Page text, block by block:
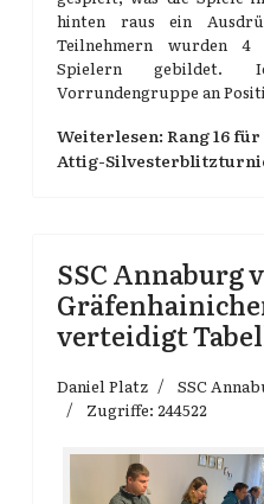
hinten raus ein
Teilnehmern wurden 4
Spielern
Vorrundengruppe an
Weiterlesen: Rang 16
Attig-
SSC Annaburg
verteidigt
Daniel Platz SSC
Zugriffe: 244522